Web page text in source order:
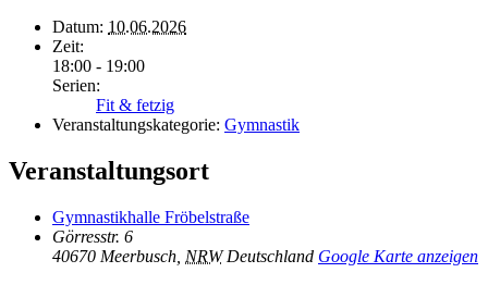
Datum: 10.06.2026
Zeit:
18:00 - 19:00
Serien:
Fit & fetzig
Veranstaltungskategorie: Gymnastik
Veranstaltungsort
Gymnastikhalle Fröbelstraße
Görresstr. 6
40670 Meerbusch NRW Deutschland Google Karte anzeigen